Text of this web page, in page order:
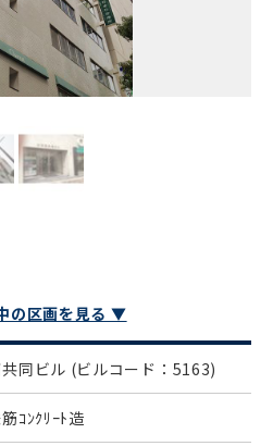
の区画を見る ▼
同ビル (ビルコード：5163)
ｺﾝｸﾘｰﾄ造